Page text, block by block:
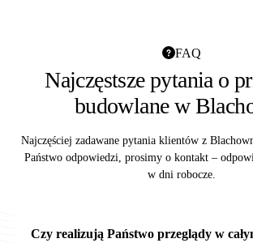
FAQ
Najczęstsze pytania o
budowlane w
Najczęściej zadawane pytania klientów z
Państwo odpowiedzi, prosimy o kontakt –
w dni robocze.
Czy realizują Państwo przeglądy w